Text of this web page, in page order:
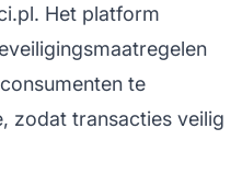
Het platform
te
zodat transacties veilig